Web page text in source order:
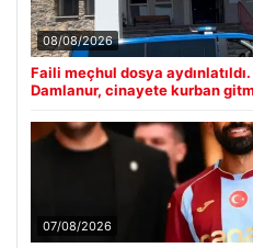
08/08/2026
Faili meçhul dosya
Damlanur, cinayete kurban
07/08/2026